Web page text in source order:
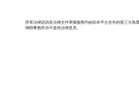
所有法律諮詢及法律文件草擬服務均由與本平台合作的第三方執
律師事務所亦不提供法律意見。